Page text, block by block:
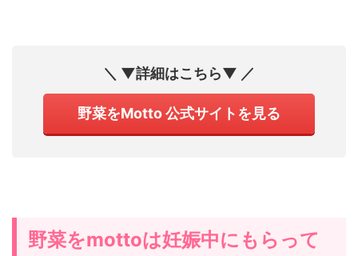
＼ ▼詳細はこちら▼ ／
野菜をMotto 公式サイトを見る
野菜をmottoは妊娠中にもらって